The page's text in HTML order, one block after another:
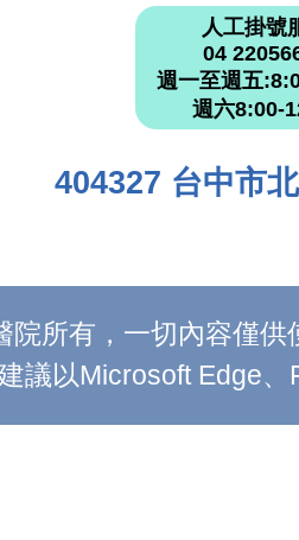
人工掛號
04
週一至週五
週六8:00-
404327 台中市
所有，一切內容僅
議以Microsoft Edge